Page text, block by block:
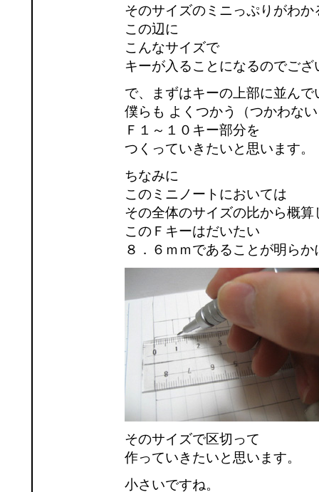
そのサイズのミニっぷりがわ
この辺に
こんなサイズで
キーが入ることになるのでござ
で、まずはキーの上部に並んで
僕らも よくつかう（つかわな
Ｆ１～１０キー部分を
つくっていきたいと思います。
ちなみに
このミニノートにおいては
その全体のサイズの比から概算
このＦキーはだいたい
８．６ｍｍであることが明ら
そのサイズで区切って
作っていきたいと思います。
小さいですね。